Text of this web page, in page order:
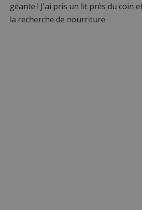
géante ! J'ai pris un lit près du coin
la recherche de nourriture.